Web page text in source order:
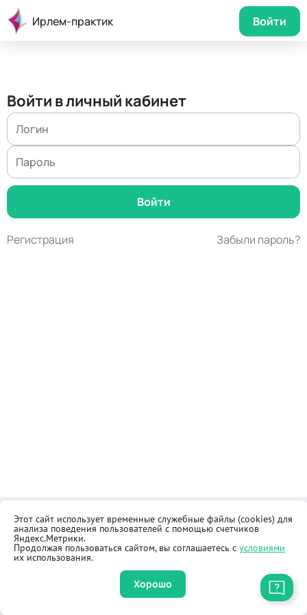
Ирлем-практик Войти
Войти в личный кабинет
Регистрация Забыли пароль?
Контакты
Как купить
Общественная приёмная
Реквизиты
Оферта
Правила продажи товаров
Этот сайт использует временные служебные файлы (cookies) для
анализа поведения пользователей с помощью счетчиков
Яндекс.Метрики.
Продолжая пользоваться сайтом, вы соглашаетесь с условиями
их использования.
Хорошо